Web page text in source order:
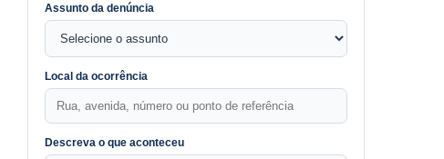
Assunto da denúncia
Local da ocorrência
Descreva o que aconteceu